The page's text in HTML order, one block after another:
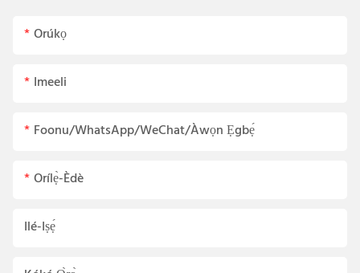
Orúkọ
Imeeli
Foonu/WhatsApp/WeChat/Àwọn Ẹgbẹ́
Orílẹ̀-Èdè
Ilé-Iṣẹ́